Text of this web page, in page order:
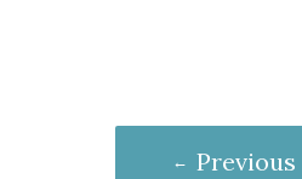
Previous